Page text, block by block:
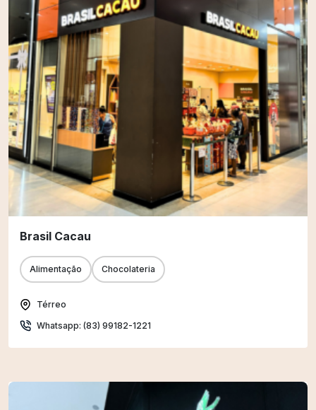
Brasil Cacau
Alimentação Chocolateria
Térreo
Whatsapp: (83) 99182-1221